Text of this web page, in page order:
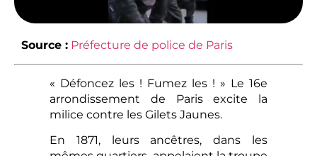
Source : Préfecture de police de Paris
« Défoncez les ! Fumez les ! » Le 16e
arrondissement de Paris excite la
milice contre les Gilets Jaunes.
En 1871, leurs ancêtres, dans les